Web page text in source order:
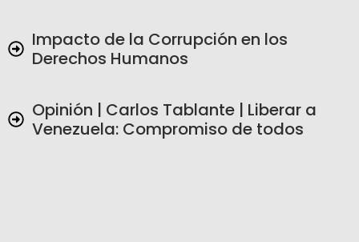
Impacto de la Corrupción en los
Derechos Humanos
Opinión | Carlos Tablante | Liberar a
Venezuela: Compromiso de todos